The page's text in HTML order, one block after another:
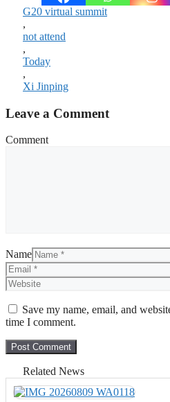
G20 virtual summit
,
not attend
,
Today
,
Xi Jinping
Leave a Comment
Comment
Name
Save my name, email, and
time I comment.
Related News